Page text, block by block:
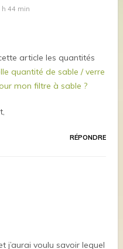
h 44 min
article les quantités
quantité de sable / verre
mon filtre à sable ?
RÉPONDRE
j’aurai voulu savoir lequel